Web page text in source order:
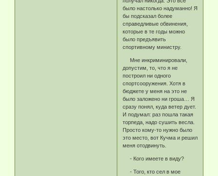
было настолько надуманно! Я
бы подсказал более
справедливые обвинения,
которые в те годы можно
было предъявить
спортивному министру.
Мне инкриминировали,
допустим, то, что я не
построил ни одного
спортсооружения. Хотя в
бюджете у меня на это не
было заложено ни гроша… Я
сразу понял, куда ветер дует.
И подумал: раз пошла такая
торпеда, надо сушить весла.
Просто кому-то нужно было
это место, вот Кучма и решил
меня отодвинуть.
- Кого имеете в виду?
- Того, кто сел в мое